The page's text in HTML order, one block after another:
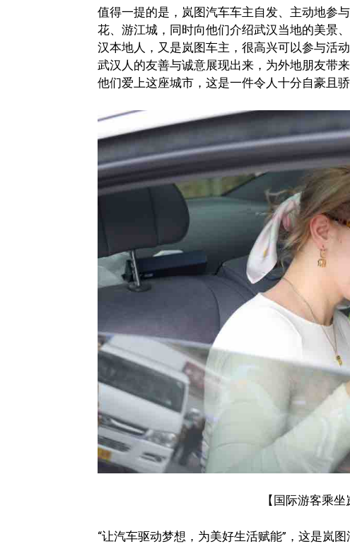
值得一提的是，岚图汽车车主自发、主动地参
花、游江城，同时向他们介绍武汉当地的美景
汉本地人，又是岚图车主，很高兴可以参与活
武汉人的友善与诚意展现出来，为外地朋友带
他们爱上这座城市，这是一件令人十分自豪且骄
【国际游客乘坐
“让汽车驱动梦想，为美好生活赋能”，这是岚